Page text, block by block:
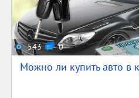
543 0
Можно ли купить авто в